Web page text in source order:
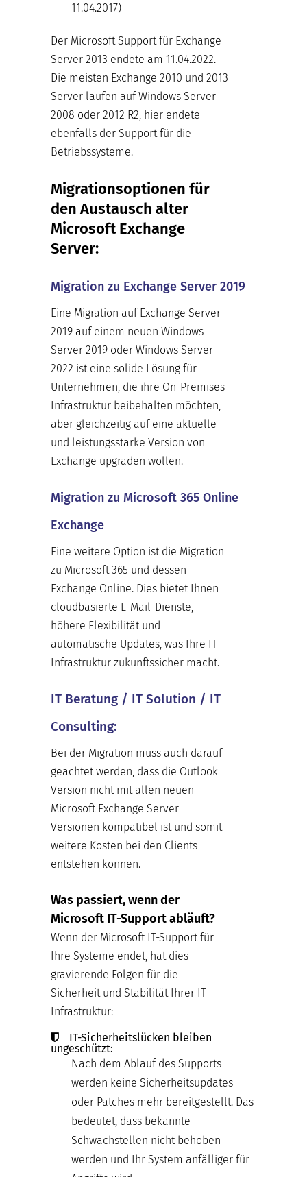
11.04.2017)
Der Microsoft Support für Exchange
Server 2013 endete am 11.04.2022.
Die meisten Exchange 2010 und 2013
Server laufen auf Windows Server
2008 oder 2012 R2, hier endete
ebenfalls der Support für die
Betriebssysteme.
Migrationsoptionen für
den Austausch alter
Microsoft Exchange
Server:
Migration zu Exchange Server 2019
Eine Migration auf Exchange Server
2019 auf einem neuen Windows
Server 2019 oder Windows Server
2022 ist eine solide Lösung für
Unternehmen, die ihre On-Premises-
Infrastruktur beibehalten möchten,
aber gleichzeitig auf eine aktuelle
und leistungsstarke Version von
Exchange upgraden wollen.
Migration zu Microsoft 365 Online
Exchange
Eine weitere Option ist die Migration
zu Microsoft 365 und dessen
Exchange Online. Dies bietet Ihnen
cloudbasierte E-Mail-Dienste,
höhere Flexibilität und
automatische Updates, was Ihre IT-
Infrastruktur zukunftssicher macht.
IT Beratung / IT Solution / IT
Consulting:
Bei der Migration muss auch darauf
geachtet werden, dass die Outlook
Version nicht mit allen neuen
Microsoft Exchange Server
Versionen kompatibel ist und somit
weitere Kosten bei den Clients
entstehen können.
Was passiert, wenn der
Microsoft IT-Support abläuft?
Wenn der Microsoft IT-Support für
Ihre Systeme endet, hat dies
gravierende Folgen für die
Sicherheit und Stabilität Ihrer IT-
Infrastruktur:
IT-Sicherheitslücken bleiben
ungeschützt:
Nach dem Ablauf des Supports
werden keine Sicherheitsupdates
oder Patches mehr bereitgestellt. Das
bedeutet, dass bekannte
Schwachstellen nicht behoben
werden und Ihr System anfälliger für